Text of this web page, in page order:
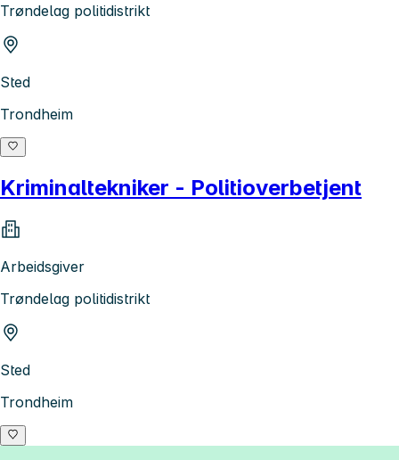
Trøndelag politidistrikt
Sted
Trondheim
Kriminaltekniker - Politioverbetjent
Arbeidsgiver
Trøndelag politidistrikt
Sted
Trondheim